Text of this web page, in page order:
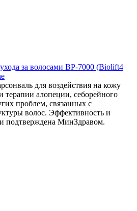
за волосами BP-7000 (Biolift4
для воздействия на кожу
терапии алопеции, себорейного
проблем, связанных с
волос. Эффективность и
подтверждена МинЗдравом.